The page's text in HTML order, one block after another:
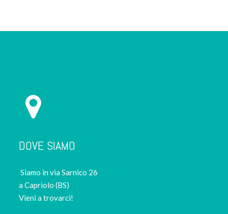
DOVE SIAMO
Siamo in via Sarnico 26
a Capriolo (BS)
Vieni a trovarci!